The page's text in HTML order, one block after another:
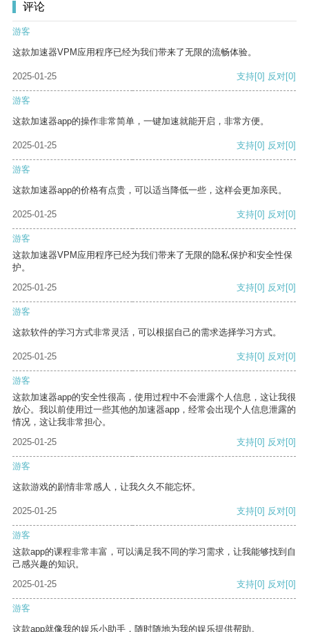
评论
游客
这款加速器VPM应用程序已经为我们带来了无限的流畅体验。
2025-01-25 支持[0] 反对[0]
游客
这款加速器app的操作非常简单，一键加速就能开启，非常方便。
2025-01-25 支持[0] 反对[0]
游客
这款加速器app的价格有点贵，可以适当降低一些，这样会更加亲民。
2025-01-25 支持[0] 反对[0]
游客
这款加速器VPM应用程序已经为我们带来了无限的隐私保护和安全性保
护。
2025-01-25
支持[0] 反对[0]
游客
这款软件的学习方式非常灵活，可以根据自己的需求选择学习方式。
2025-01-25 支持[0] 反对[0]
游客
这款加速器app的安全性很高，使用过程中不会泄露个人信息，这让我很
放心。我以前使用过一些其他的加速器app，经常会出现个人信息泄露的
情况，这让我非常担心。
2025-01-25
支持[0] 反对[0]
游客
这款游戏的剧情非常感人，让我久久不能忘怀。
2025-01-25 支持[0] 反对[0]
游客
这款app的课程非常丰富，可以满足我不同的学习需求，让我能够找到自
己感兴趣的知识。
2025-01-25
支持[0] 反对[0]
游客
这款app就像我的娱乐小助手，随时随地为我的娱乐提供帮助。